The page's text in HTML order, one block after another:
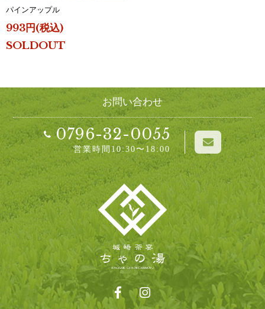
パインアップル
993円(税込)
SOLDOUT
お問い合わせ
0796-32-0055
営業時間10:30〜18:00